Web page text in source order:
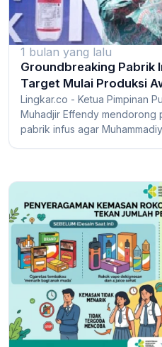
1 bulan yang lalu
Groundbreaking Pabrik
Target Mulai Produksi
Lingkar.co - Ketua Pimpinan
Muhadjir Effendy mendorong
pabrik infus agar